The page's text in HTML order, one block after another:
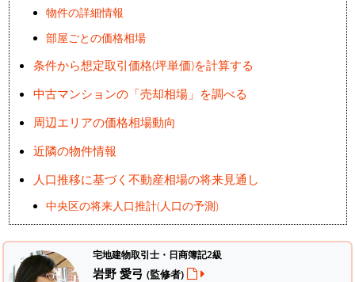
物件の詳細情報
部屋ごとの価格相場
条件から想定取引価格(坪単価)を計算する
中古マンションの「売却相場」を調べる
周辺エリアの価格相場動向
近隣の物件情報
人口推移に基づく不動産相場の将来見通し
中央区の将来人口推計(人口の予測)
宅地建物取引士・日商簿記2級
岩野 愛弓 (監修者)